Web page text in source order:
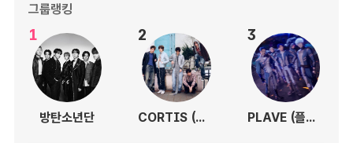
그룹랭킹
1
방탄소년단
2
CORTIS (코르티스)
3
PLAVE (플레이브)